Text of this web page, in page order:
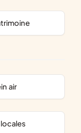
air